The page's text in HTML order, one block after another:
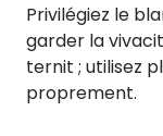
Privilégiez le
garder la
ternit ; utilisez
proprement.